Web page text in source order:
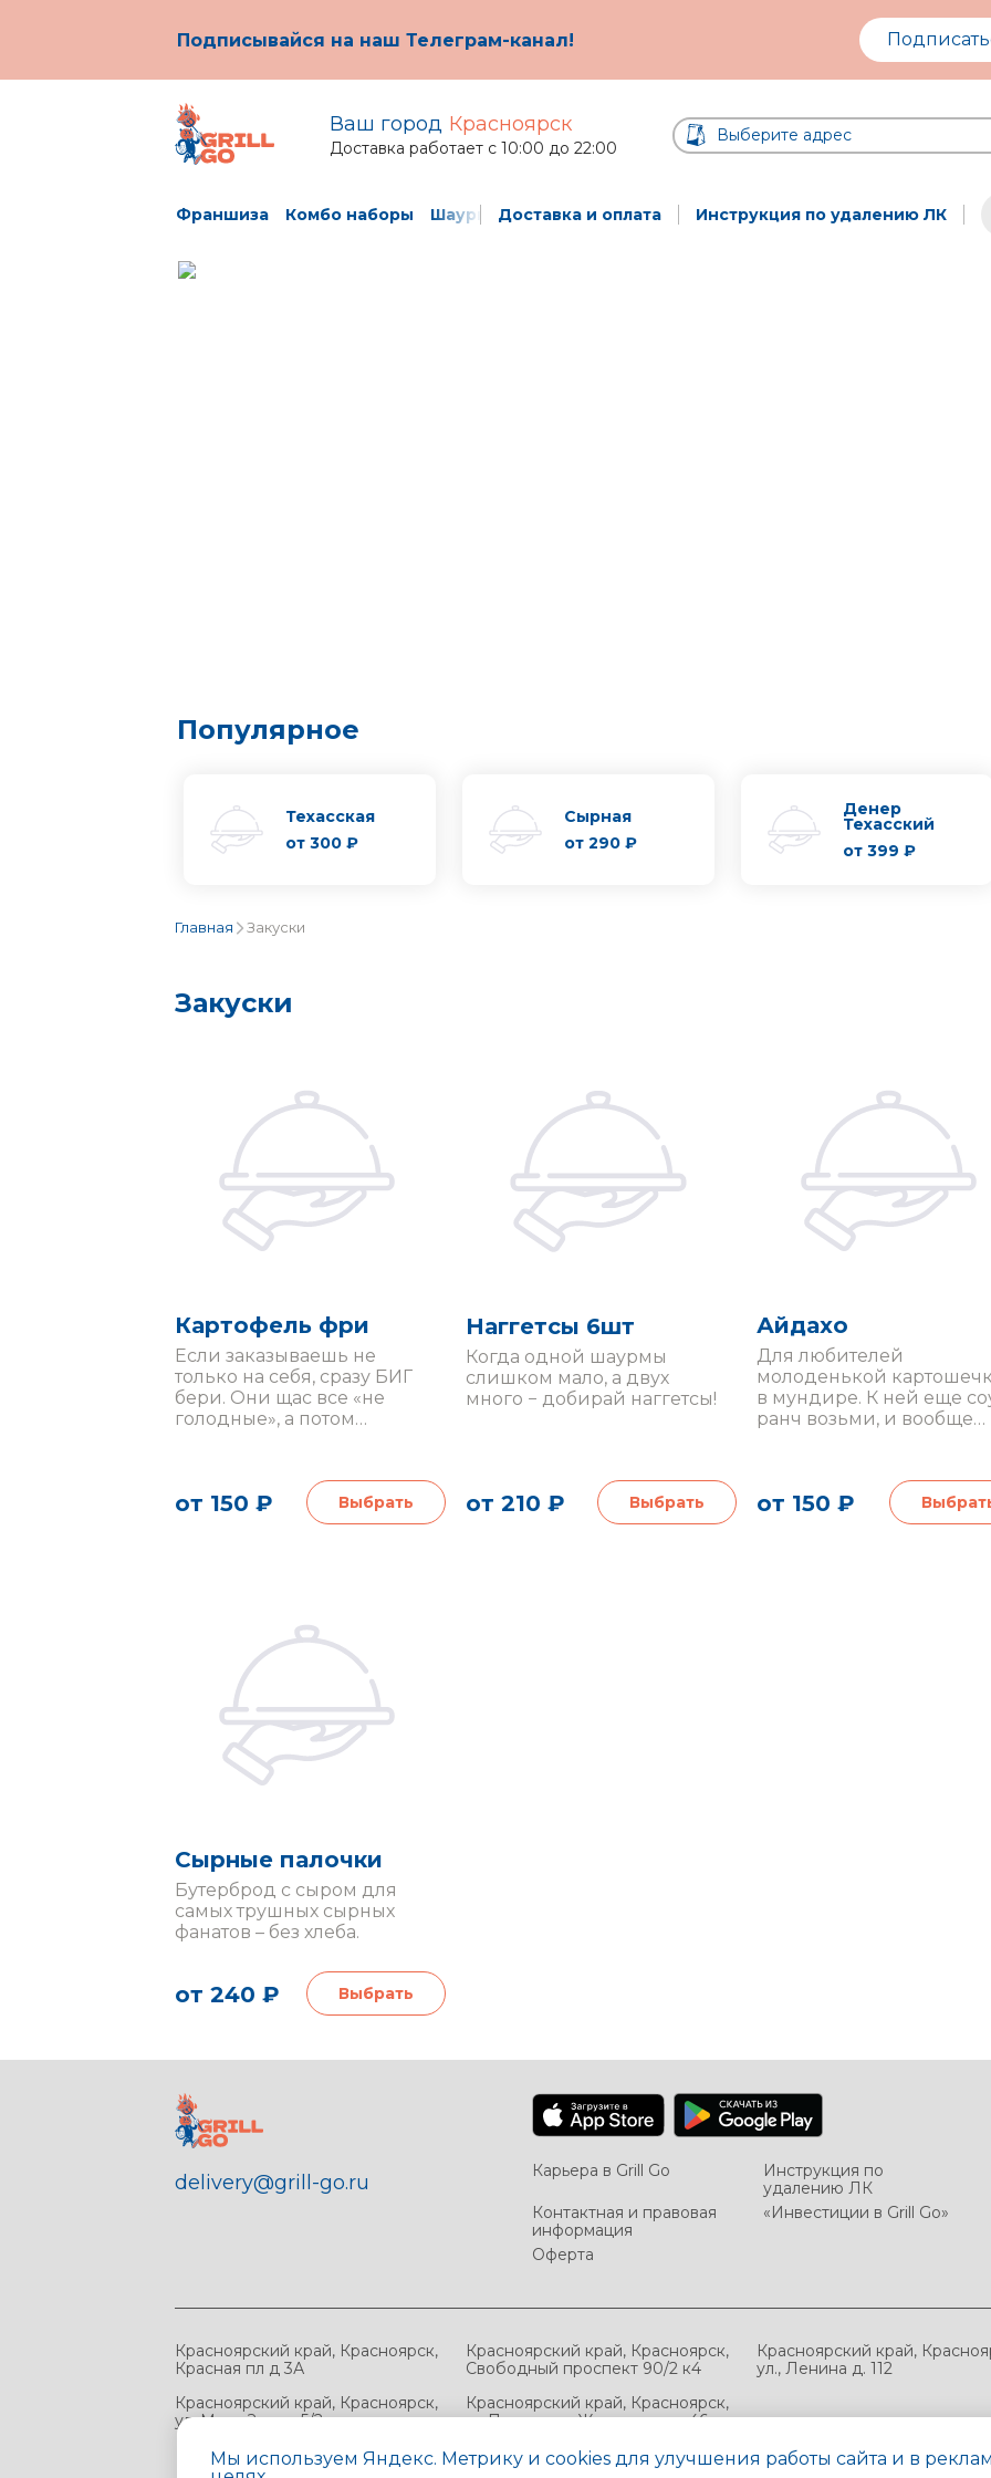
Подписывайся на наш Телеграм-канал!
Ваш город Красноярск
Доставка работает с 10:00 до 22:00
Выберите адрес
Франшиза Комбо наборы Шаурма Денеры Бургеры Закуски Соусы Напитки
Доставка и оплата Инструкция по удалению ЛК
Популярное
Техасская
от 300 ₽
Сырная
от 290 ₽
Денер
Техасский
от 399 ₽
Главная Закуски
Закуски
Картофель фри
Если заказываешь не
только на себя, сразу БИГ
бери. Они щас все «не
голодные», а потом
Подумай тщательнее!
от 150 ₽ Выбрать
Наггетсы 6шт
Когда одной шаурмы
слишком мало, а двух
много − добирай наггетсы!
от 210 ₽ Выбрать
Айдахо
Для любителей
молоденькой
в мундире. К ней еще
ранч возьми, и вообще
от 150 ₽
Сырные палочки
Бутерброд с сыром для
самых трушных сырных
фанатов – без хлеба.
от 240 ₽ Выбрать
delivery@grill-go.ru Карьера в Grill Go
Инструкция по
удалению ЛК
Контактная и правовая
информация
«Инвестиции в Grill Go»
Оферта
Красноярский край, Красноярск,
Красная пл д 3А
Красноярский край, Красноярск,
Свободный проспект 90/2 к4
Красноярский край,
ул., Ленина д. 112
Красноярский край, Красноярск,
ул. Мате Залки, 5/2
Красноярский край, Красноярск,
ул Партизана Железняка, д 46а
Мы используем Яндекс. Метрику и cookies для улучшения работы сайта и в